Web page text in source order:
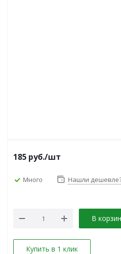
185 руб./шт
Много Нашли
В
Купить в 1 клик